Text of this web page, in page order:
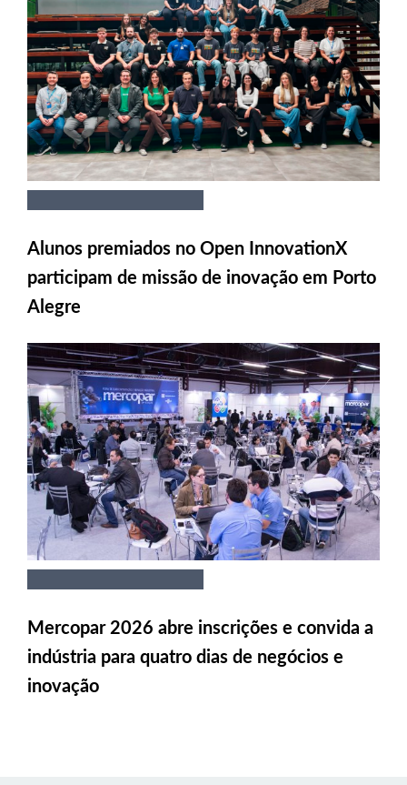
Alunos premiados no Open InnovationX
participam de missão de inovação em Porto
Alegre
Mercopar 2026 abre inscrições e convida a
indústria para quatro dias de negócios e
inovação